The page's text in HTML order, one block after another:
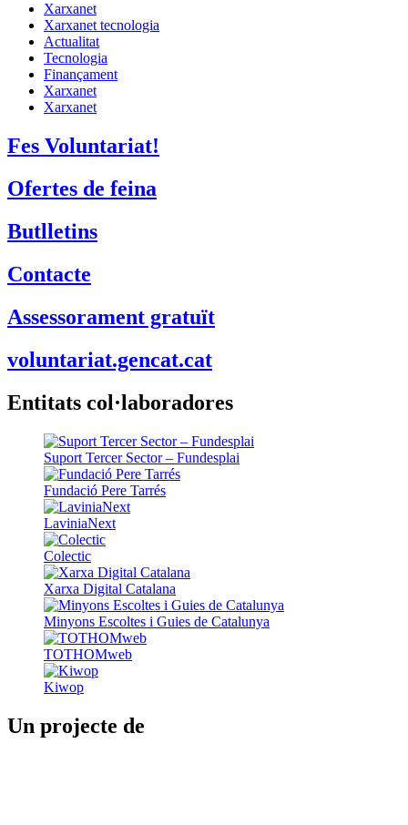
Xarxanet
Xarxanet tecnologia
Actualitat
Tecnologia
Finançament
Xarxanet
Xarxanet
Fes Voluntariat!
Ofertes de feina
Butlletins
Contacte
Assessorament gratuït
voluntariat.gencat.cat
Entitats col·laboradores
Suport Tercer Sector – Fundesplai
Fundació Pere Tarrés
LaviniaNext
Colectic
Xarxa Digital Catalana
Minyons Escoltes i Guies de Catalunya
TOTHOMweb
Kiwop
Un projecte de